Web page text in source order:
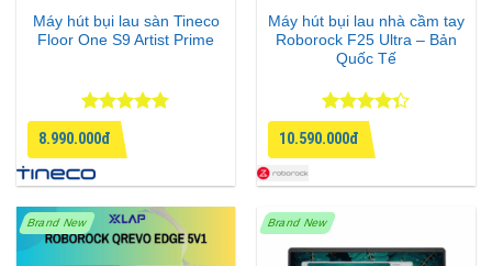
Máy hút bụi lau sàn Tineco
Floor One S9 Artist Prime
Được xếp
hạng4.75
5 sao
8.990.000đ
Máy hút bụi lau nhà cầm tay
Roborock F25 Ultra – Bản
Quốc Tế
Được xếp
hạng
4.33
5 sao
10.590.000đ
Brand New Brand New